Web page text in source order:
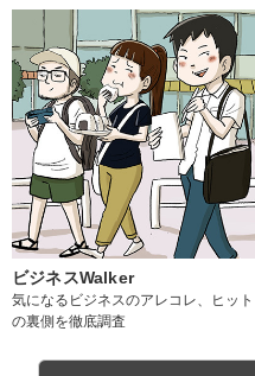
ビジネスWalker
気になるビジネスのアレコレ、ヒット
の裏側を徹底調査